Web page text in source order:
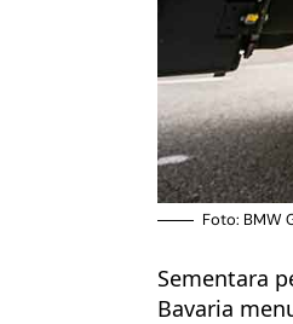
Foto: BMW
Sementara
Bavaria